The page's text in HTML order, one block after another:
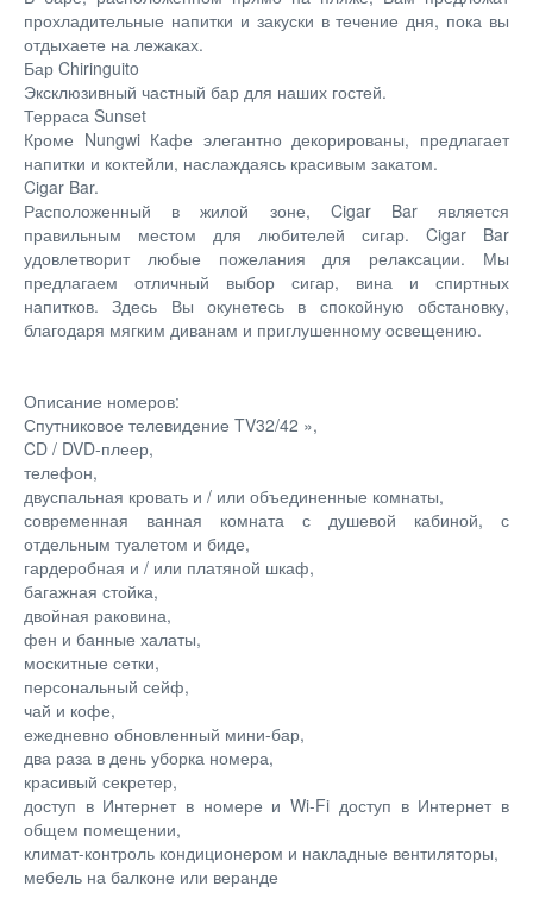
прохладительные напитки и закуски в течение дня, пока вы
отдыхаете на лежаках.
Бар Chiringuito
Эксклюзивный частный бар для наших гостей.
Терраса Sunset
Кроме Nungwi Кафе элегантно декорированы, предлагает
напитки и коктейли, наслаждаясь красивым закатом.
Cigar Bar.
Расположенный в жилой зоне, Cigar Bar является
правильным местом для любителей сигар. Cigar Bar
удовлетворит любые пожелания для релаксации. Мы
предлагаем отличный выбор сигар, вина и спиртных
напитков. Здесь Вы окунетесь в спокойную обстановку,
благодаря мягким диванам и приглушенному освещению.
Описание номеров:
Спутниковое телевидение TV32/42 »,
CD / DVD-плеер,
телефон,
двуспальная кровать и / или объединенные комнаты,
современная ванная комната с душевой кабиной, с
отдельным туалетом и биде,
гардеробная и / или платяной шкаф,
багажная стойка,
двойная раковина,
фен и банные халаты,
москитные сетки,
персональный сейф,
чай и кофе,
ежедневно обновленный мини-бар,
два раза в день уборка номера,
красивый секретер,
доступ в Интернет в номере и Wi-Fi доступ в Интернет в
общем помещении,
климат-контроль кондиционером и накладные вентиляторы,
мебель на балконе или веранде